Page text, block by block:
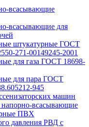
всасывающие
всасывающие для
штукатурные ГОСТ
271-00149245-2001
для газа ГОСТ 18698-
для пара ГОСТ
945
машин
всасывающие
ПВХ
давления РВД с